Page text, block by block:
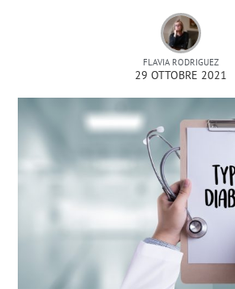
FLAVIA RODRIGUEZ
29 OTTOBRE 2021